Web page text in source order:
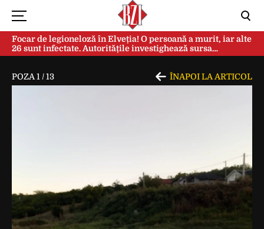
Focar de legioneloză în Elveția! O persoană a murit, iar alte
26 sunt infectate. Autoritățile investighează sursa
contaminării
POZA 1 /13 ÎNAPOI LA ARTICOL